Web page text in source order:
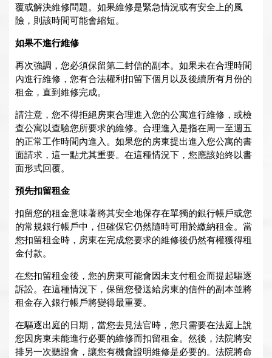
覆或解決維修問題。如果維修是緊急情況或有安全上的風
險，則該時間可能會縮短。
如果不進行維修
再次強調，您必須保留第二封信的副本。如果未在合理時間
內進行維修，您有合法權利扣留下個月以及後續所有月份的
租金，直到維修完成。
請注意，您不得拒絕房東合理進入您的公寓進行維修，或檢
查公寓以查驗您所要求的維修。合理進入是指在周一至週五
的正常工作時間內進入。如果您的房東提出進入您公寓的書
面請求，這一點尤其重要。在這種情況下，您應該始終以書
面形式回覆。
預先扣留租金
扣留您的租金意味著將其安全地保存在單獨的銀行帳戶或您
的常規銀行帳戶中，但確保它仍然隨時可用於繳納租金。當
您扣留租金時，房東在完成您要求的維修後仍然有權獲得租
金付款。
在您扣留租金後，您的房東可能會因未支付租金而提起驅逐
訴訟。在這種情況下，保留您發送給房東的信件的副本並將
租金存入銀行帳戶將變得最重要。
在驅逐出庭的日期，當您去見法官時，您只需要在法庭上說
您因房東未能進行必要的維修而扣留租金。然後，法院將安
排另一次聽證會，讓您有機會證明維修是必要的。法院將命